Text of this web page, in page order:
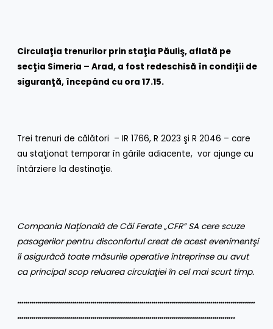
Circulaţia trenurilor prin staţia Păuliş, aflată pe
secţia Simeria – Arad, a fost redeschisă în condiţii de
siguranţă, începând cu ora 17.15.
Trei trenuri de călători – IR 1766, R 2023 şi R 2046 – care
au staţionat temporar în gările adiacente, vor ajunge cu
întârziere la destinaţie.
Compania Naţională de Căi Ferate„CFR” SA cere scuze
pasagerilor pentru disconfortul creat de acest evenimentşi
îi asigurăcă toate măsurile operative întreprinse au avut
ca principal scop reluarea circulaţiei în cel mai scurt timp.
………………………………………………………………………………………………………
……………………………………………………………………………………………..